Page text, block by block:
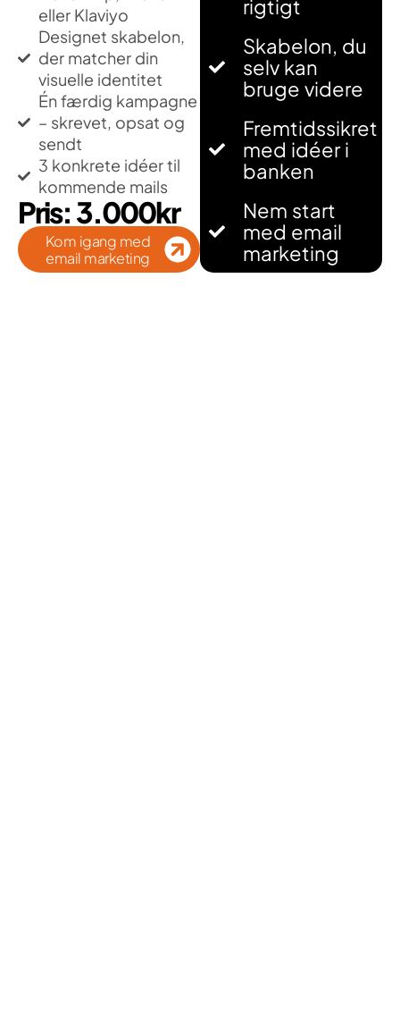
eller Klaviyo
Designet skabelon,
der matcher din
visuelle identitet
Én færdig kampagne
– skrevet, opsat og
sendt
3 konkrete idéer til
kommende mails
Pris: 3.000kr
Kom igang med
email marketing
rigtigt
Skabelon, du
selv kan
bruge videre
Fremtidssikret
med idéer i
banken
Nem start
med email
marketing